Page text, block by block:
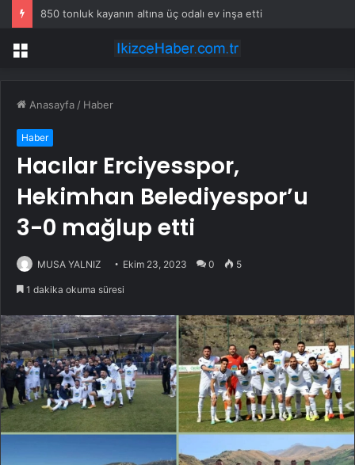
850 tonluk kayanın altına üç odalı ev inşa etti
Menü
Anasayfa / Haber
Haber
Hacılar Erciyesspor,
Hekimhan Belediyespor’u
3-0 mağlup etti
MUSA YALNIZ Ekim 23, 2023 0 5
1 dakika okuma süresi